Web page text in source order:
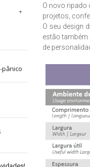
pânico
O novo ripado
projetos,
O seu design
estão
de